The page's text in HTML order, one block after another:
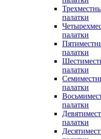
палатки
палатки
палатки
палатки
палатки
палатки
палатки